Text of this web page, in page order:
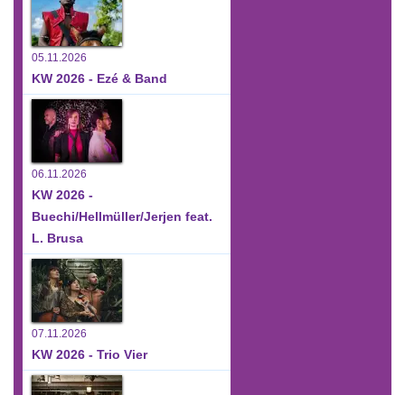
05.11.2026
KW 2026 - Ezé & Band
06.11.2026
KW 2026 -
Buechi/Hellmüller/Jerjen feat.
L. Brusa
07.11.2026
KW 2026 - Trio Vier